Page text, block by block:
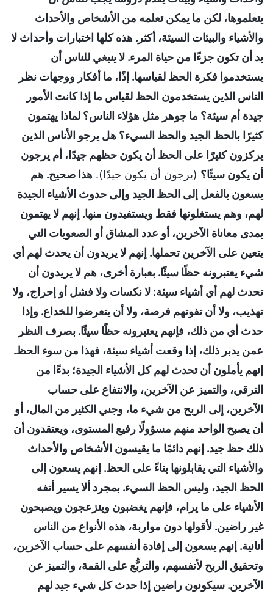
يتعلموها، لكن ما يمكن تعلمه من الأشخاص والأحداث
والأشياء والبيئات السيئة، أكثر. هذه كلها اختبارات وأحداث لا
بد أن تكون جزءًا من حياة المرء. لا ينبغي للناس أن
يستخدموا فكرة الحظ لقياسها. إذًا، ما أفكار ووجهات نظر
الناس الذين يستخدمون الحظ لقياس ما إذا كانت الأمور
جيدة أم سيئة؟ ما جوهر مثل هؤلاء الناس؟ لماذا يهتمون
كثيرًا بالحظ الجيد والحظ السيء؟ هل يرجو الأناس الذين
يركزون كثيرًا على الحظ أن يكون حظهم جيدًا، أم يرجون
أن يكون سيئًا؟ (يرجون أن يكون جيدًا). هذا صحيح. هم
يسعون بالفعل إلى الحظ الجيد وإلى حدوث الأشياء الجيدة
لهم، وهم يستغلونها فقط ويستفيدون منها. إنهم لا يهتمون
بمدى معاناة الآخرين، أو عدد المشاق أو الصعوبات التي
يتعين على الآخرين تحملها. إنهم لا يريدون أن يحدث لهم أي
شيء يعتبرونه حظًا سيئًا. بعبارة أخرى، هم لا يريدون أن
تحدث لهم أي أشياء سيئة: لا نكسات ولا فشل أو إحراج، ولا
تهذيب، ولا أن تفوتهم فرصة، ولا أن يتعرضوا للخداع. وإذا
حدث أي من ذلك، فإنهم يعتبرونه حظًا سيئًا. بصرف النظر
عمن يدبر ذلك، إذا وقعت أشياء سيئة، فهذا من سوء الحظ.
إنهم يأملون أن تحدث لهم كل الأشياء الجيدة؛ بدءًا من
الترقي، والتميز عن الآخرين، والانتفاع على حساب
الآخرين، إلى الربح من شيء ما، وجني الكثير من المال، أو
أن يصبح الواحد منهم مسؤولًا رفيع المستوى، ويعتقدون أن
ذلك حظ جيد. إنهم دائمًا ما يقيسون الأشخاص والأحداث
والأشياء التي يقابلونها بناءً على الحظ. إنهم يسعون إلى
الحظ الجيد، وليس الحظ السيء. بمجرد ألا يسير أتفه
الأشياء على ما يرام، فإنهم يغضبون وينزعجون ويصبحون
غير راضين. لأقولها دون مواربة، هذه الأنواع من الناس
أنانية. إنهم يسعون إلى إفادة أنفسهم على حساب الآخرين،
وتحقيق الربح لأنفسهم، والتربُّع على القمة، والتميز عن
الآخرين. سيكونون راضين إذا حدث كل شيء جيد لهم